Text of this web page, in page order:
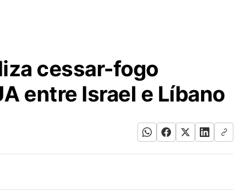
cessar-fogo
entre Israel e Líbano